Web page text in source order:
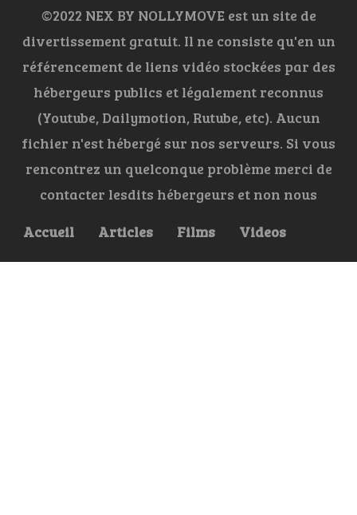
©2022 NEX BY NOLLYMOVE est un site de
divertissement gratuit. Il ne consiste qu'en un
référencement de liens vidéo stockées par des
hébergeurs publics et légalement reconnus
(Youtube, Dailymotion, Rutube, etc). Aucun
fichier n'est hébergé sur nos serveurs. Si vous
rencontrez un quelconque problème merci de
contacter lesdits hébergeurs et non nous
Accueil
Articles Films Videos